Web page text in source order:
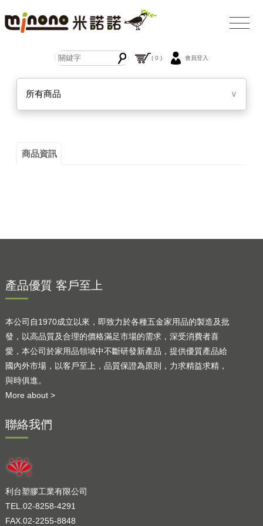
( 0 ) 會員登入
所有商品 ∨
商品資訊
產品優質 客戶至上
本公司自1970成立以來，即致力於各種五金家用品的製造及批
發，以高品質及合理的價格滿足市場的需求，深受消費者喜
愛，本公司於家用品領域中不斷研發新產品，提供優質產品給
國內外市場，以客戶至上，品質保證為原則，力求精益求精，
與時俱進。
More about >
聯絡我們
利台塑膠工業有限公司
TEL.02-8258-4291
FAX.02-2255-8848